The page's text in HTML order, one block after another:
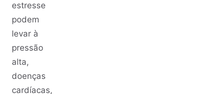
estresse
podem
levar à
pressão
alta,
doenças
cardíacas,